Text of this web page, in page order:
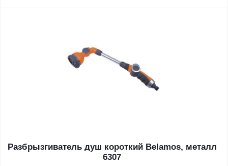
Разбрызгиватель душ короткий Belamos, металл
6307